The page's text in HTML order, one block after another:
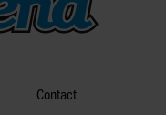
Contact